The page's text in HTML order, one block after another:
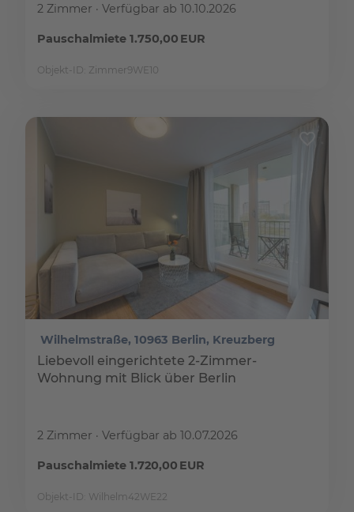
2 Zimmer Verfügbar ab 10.10.2026
Pauschalmiete 1.750,00 EUR
Objekt-ID: Zimmer9WE10
Wilhelmstraße, 10963 Berlin, Kreuzberg
Liebevoll eingerichtete 2-Zimmer-
Wohnung mit Blick über Berlin
2 Zimmer Verfügbar ab 10.07.2026
Pauschalmiete 1.720,00 EUR
Objekt-ID: Wilhelm42WE22